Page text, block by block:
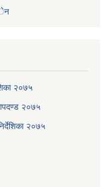
२०७५
२०७५
२०७५